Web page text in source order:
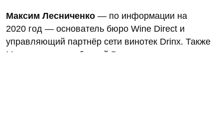
Максим Лесниченко — по информации на
2020 год — основатель бюро Wine Direct и
управляющий партнёр сети винотек Drinx. Также
Максим — член сборной России по слепому